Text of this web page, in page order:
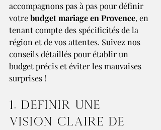
accompagnons pas à pas pour définir
votre budget mariage en Provence, en
tenant compte des spécificités de la
région et de vos attentes. Suivez nos
conseils détaillés pour établir un
budget précis et éviter les mauvaises
surprises !
1. Définir une
vision claire de